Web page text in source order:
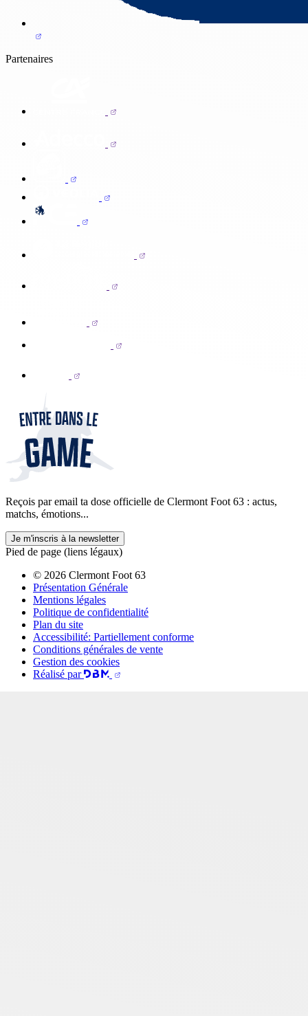
Partenaires
Reçois par email ta dose officielle de Clermont Foot 63 : actus,
matchs, émotions...
Je m'inscris à la newsletter
Pied de page (liens légaux)
© 2026 Clermont Foot 63
Présentation Générale
Mentions légales
Politique de confidentialité
Plan du site
Accessibilité: Partiellement conforme
Conditions générales de vente
Gestion des cookies
Réalisé par